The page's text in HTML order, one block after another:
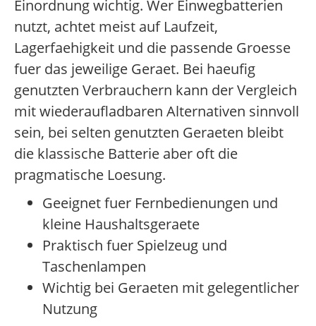
Einordnung wichtig. Wer Einwegbatterien
nutzt, achtet meist auf Laufzeit,
Lagerfaehigkeit und die passende Groesse
fuer das jeweilige Geraet. Bei haeufig
genutzten Verbrauchern kann der Vergleich
mit wiederaufladbaren Alternativen sinnvoll
sein, bei selten genutzten Geraeten bleibt
die klassische Batterie aber oft die
pragmatische Loesung.
Geeignet fuer Fernbedienungen und
kleine Haushaltsgeraete
Praktisch fuer Spielzeug und
Taschenlampen
Wichtig bei Geraeten mit gelegentlicher
Nutzung